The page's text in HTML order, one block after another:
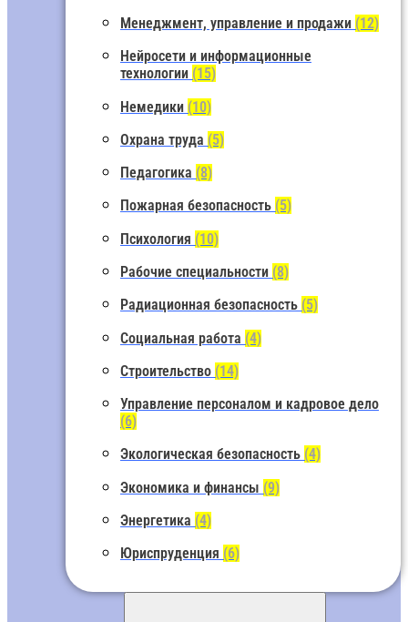
Менеджмент, управление и продажи (12)
Нейросети и информационные
технологии (15)
Немедики (10)
Охрана труда (5)
Педагогика (8)
Пожарная безопасность (5)
Психология (10)
Рабочие специальности (8)
Радиационная безопасность (5)
Социальная работа (4)
Строительство (14)
Управление персоналом и кадровое дело
(6)
Экологическая безопасность (4)
Экономика и финансы (9)
Энергетика (4)
Юриспруденция (6)